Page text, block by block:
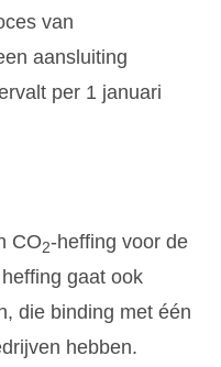
van
aansluiting
per 1 januari
CO2-heffing voor de
gaat ook
die binding met één
hebben.